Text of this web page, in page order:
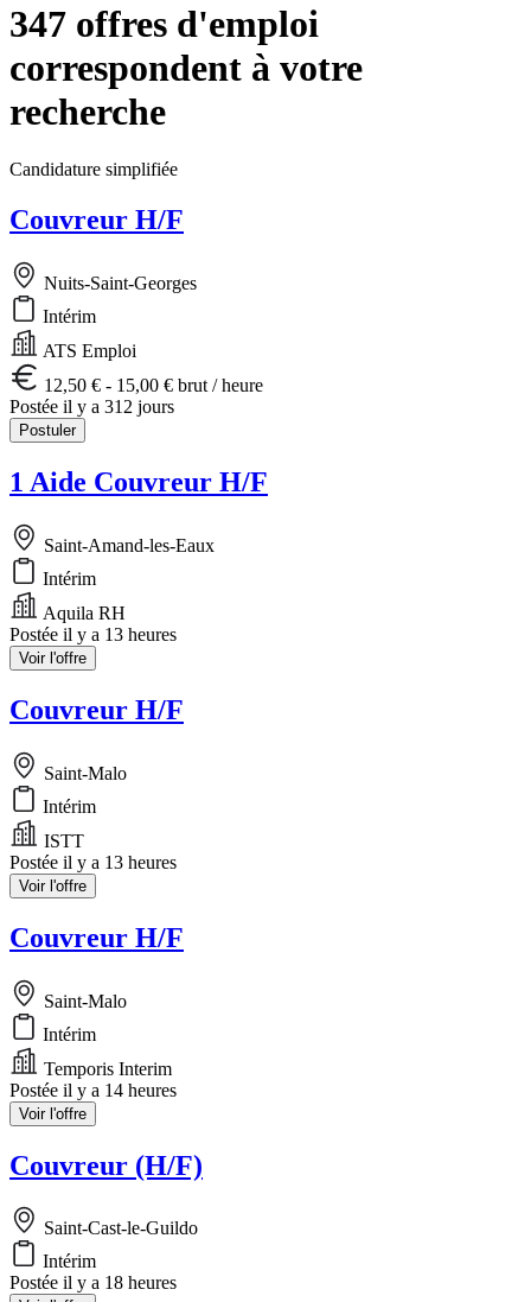
347 offres d'emploi
correspondent à votre
recherche
Candidature simplifiée
Couvreur H/F
Nuits-Saint-Georges
Intérim
ATS Emploi
12,50 € - 15,00 € brut / heure
Postée il y a 312 jours
Postuler
1 Aide Couvreur H/F
Saint-Amand-les-Eaux
Intérim
Aquila RH
Postée il y a 13 heures
Voir l'offre
Couvreur H/F
Saint-Malo
Intérim
ISTT
Postée il y a 13 heures
Voir l'offre
Couvreur H/F
Saint-Malo
Intérim
Temporis Interim
Postée il y a 14 heures
Voir l'offre
Couvreur (H/F)
Saint-Cast-le-Guildo
Intérim
Postée il y a 18 heures